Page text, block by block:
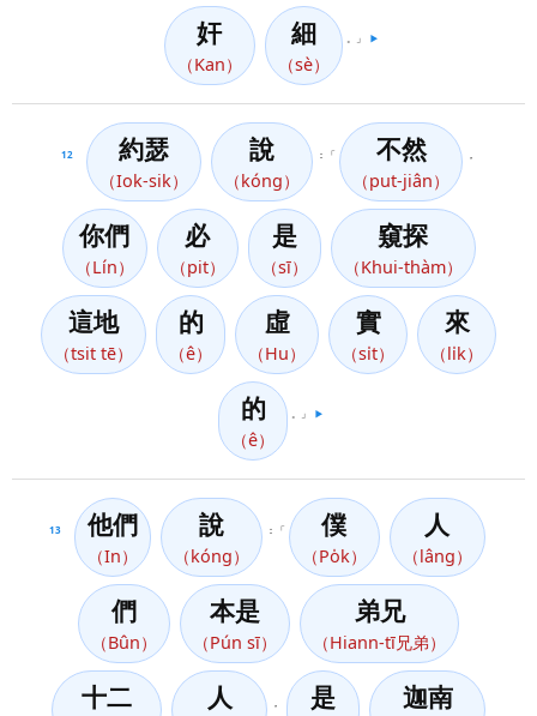
奸
（Kan）
細
（sè）
。」 ▶️
12 約瑟
（Iok-sik）
說
（kóng）
：「 不然
（put-jiân）
你們
（Lín）
必
（pit）
是
（sī）
窺探
（Khui-thàm）
這地
（tsit tē）
的
（ê）
虛
（Hu）
實
（si̍t）
來
（li̍k）
的
（ê）
。」 ▶️
13 他們
（In）
說
（kóng）
：「 僕
（Po̍k）
人
（lâng）
們
（Bûn）
本是
（Pún sī）
弟兄
（Hiann-tī兄弟）
十二 人 是 迦南